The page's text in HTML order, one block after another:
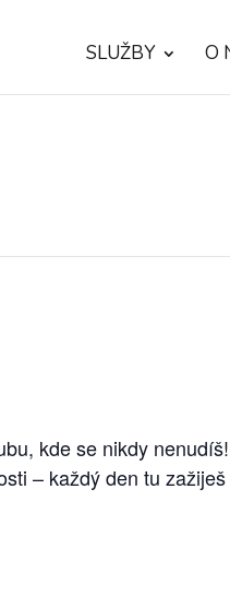
SLUŽBY O
kde se nikdy
– každý den tu